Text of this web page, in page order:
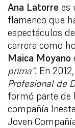
Ana Latorre es
flamenco que
espectáculos
carrera como
Maica Moyano
prima“. En
Profesional de
formó parte de
compañía
Joven